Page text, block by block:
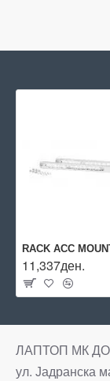
11,337ден.
ЛАПТОП МК
ул. Јадранска